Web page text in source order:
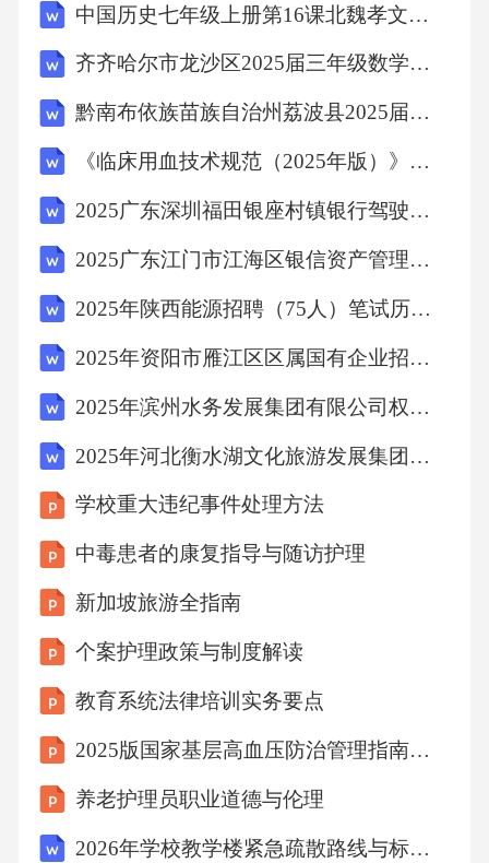
护生态环境的重要性，并鼓励他们从日常小事
做起，如节约用水、减少污染等，为保护动物
故事情节，让孩子们认识到环境问题的严重
性，并培养他们的环保意识和责任感。儿童情
感培养责任感与担当通过动画中的故事情节，
引导孩子们认识到保护环境和动物是每个人的
与冒险精神让孩子们在动画中跟随动物主角一
起经历冒险和挑战，培养他们的勇敢精神和探
索未知的勇气。善良与同情心通过动画中展现
的动物之间的友情、亲情等，培养孩子们的善
良品质和同情心，让他们学会关爱他人、尊重
生命。制作流程06剧本创作阶段修订剧本对初
步完成的剧本进行反复修改和打磨，确保故事
情节合理、有趣。03根据主题和故事，编写详
剧本确定主题和故事确定小动物介绍的主题和
故事情节，包括主角小动物的选择、故事背景
等。01分镜绘制规范审核分镜对分镜进行审核
和修改，确保与剧本内容一致，同时调整画面
构图和镜头运动。绘制分镜在草图的基础上，
绘制详细的分镜，包括角色动作、表情、背景
中国历史七年级上册第16课北魏孝文帝改革教学设计
齐齐哈尔市龙沙区2025届三年级数学下学期期末调研模拟试题含解析
黔南布依族苗族自治州荔波县2025届数学四年级下学期期中联考试题（含解析）
《临床用血技术规范（2025年版）》考核试题
2025广东深圳福田银座村镇银行驾驶岗社会招聘笔试历年典型考题及考点剖析附带答案详解
2025广东江门市江海区银信资产管理有限公司招聘5人笔试历年常考点试题专练附带答案详解
2025年陕西能源招聘（75人）笔试历年典型考点题库附带答案详解
2025年资阳市雁江区区属国有企业招聘（8人）笔试历年典型考点题库附带答案详解
2025年滨州水务发展集团有限公司权属公司公开招聘国有企业工作人员（13人）笔试历年典型考点题库附带答案详解
2025年河北衡水湖文化旅游发展集团有限公司岗位招聘15人笔试历年典型考点题库附带答案详解
学校重大违纪事件处理方法
中毒患者的康复指导与随访护理
新加坡旅游全指南
个案护理政策与制度解读
教育系统法律培训实务要点
2025版国家基层高血压防治管理指南解读课件
养老护理员职业道德与伦理
2026年学校教学楼紧急疏散路线与标识设置